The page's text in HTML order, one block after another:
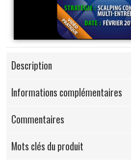
Description
Informations complémentaires
Commentaires
Mots clés du produit